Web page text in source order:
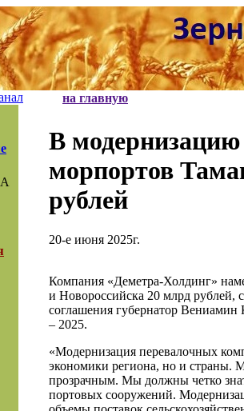
на главную
В
морпортов
рублей
20-е июня 2025г.
Компания «Деметра-Холдинг»
и Новороссийска 20 млрд рублей,
соглашения губернатор Вениамин
– 2025.
«Модернизация перевалочных
экономики региона, но и страны.
прозрачным. Мы должны четко
портовых сооружений.